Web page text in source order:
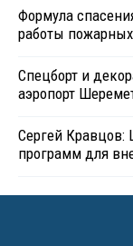
Формула
работы
Спецборт и
аэропорт
Сергей Кравцов:
программ для